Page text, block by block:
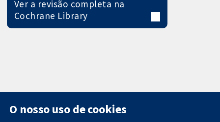
Ver a revisão completa na
Cochrane Library
O nosso uso de cookies